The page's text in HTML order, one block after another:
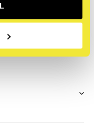
DOES is onderdeel